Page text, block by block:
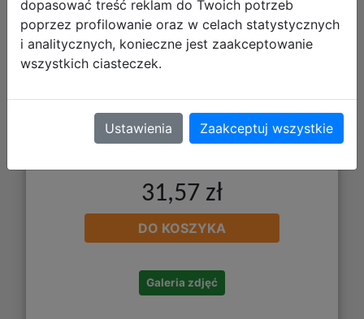
31,57 zł
DO KOSZYKA
Galeria zdjęć
dopasować treść reklam do Twoich potrzeb
poprzez profilowanie oraz w celach statystycznych
i analitycznych, konieczne jest zaakceptowanie
wszystkich ciasteczek.
Ustawienia Zaakceptuj wszystkie